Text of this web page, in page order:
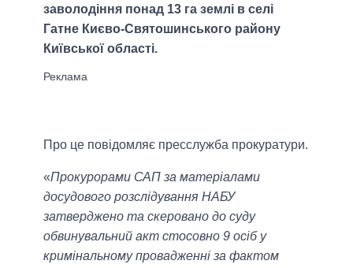
заволодіння понад 13 га землі в селі
Гатне Києво-Святошинського району
Київської області.
Про це повідомляє пресслужба прокуратури.
«Прокурорами САП за матеріалами
досудового розслідування НАБУ
затверджено та скеровано до суду
обвинувальний акт стосовно 9 осіб у
кримінальному провадженні за фактом